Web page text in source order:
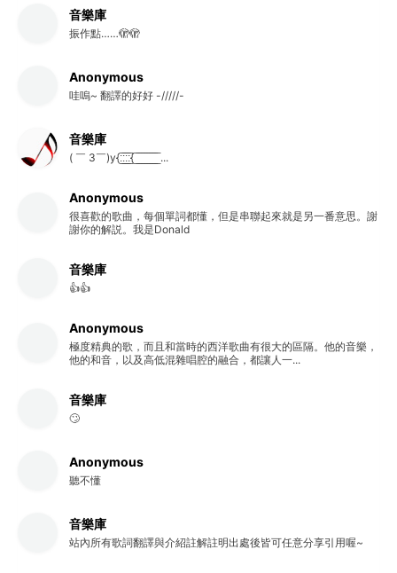
音樂庫
振作點……🫣🫣
Anonymous
哇嗚~ 翻譯的好好 -/////-
音樂庫
( ￣ 3￣)y{:̲̅:̲̅:̲̅:̲̅{ ̲̅ ̲̅ ̲̅ ̲̅ ̲̅ ̲̅ ̲̅ ̲̅ ̲̅ ...
Anonymous
很喜歡的歌曲，每個單詞都懂，但是串聯起來就是另一番意思。謝
謝你的解説。我是Donald
音樂庫
👍👍
Anonymous
極度精典的歌，而且和當時的西洋歌曲有很大的區隔。他的音樂，
他的和音，以及高低混雜唱腔的融合，都讓人一...
音樂庫
🙄
Anonymous
聽不懂
音樂庫
站內所有歌詞翻譯與介紹註解註明出處後皆可任意分享引用喔~